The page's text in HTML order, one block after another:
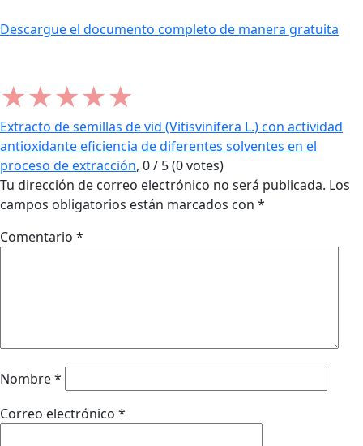
Descargue el documento completo de manera gratuita
★★★★★
Extracto de semillas de vid (Vitisvinifera L.) con actividad
antioxidante eficiencia de diferentes solventes en el
proceso de extracción, 0/ 5(0votes)
Tu dirección de correo electrónico no será publicada. Los
campos obligatorios están marcados con *
Comentario *
Nombre*
Correo electrónico *